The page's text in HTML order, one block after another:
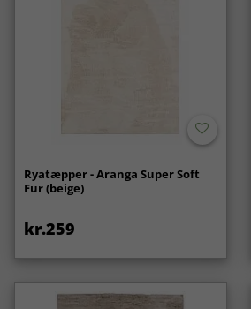
Ryatæpper - Aranga Super Soft
Fur (beige)
kr.259